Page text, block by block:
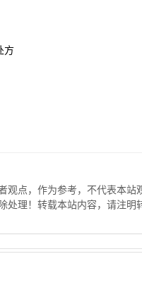
方
观点，作为参考，不代表本
处理！转载本站内容，请注明